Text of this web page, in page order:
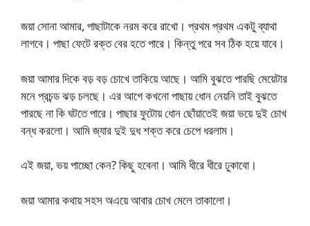
জয়া সোনা আমার, পাছাটাকে নরম করে রাখো। প্রথম প্রথম একটু ব্যাথা
লাগবে। পাছা ফেটে রক্ত বের হতে পারে। কিন্তু পরে সব ঠিক হয়ে যাবে।
জয়া আমার দিকে বড় বড় চোখে তাকিয়ে আছে। আমি বুঝতে পারছি মেয়েটার
মনে প্রচন্ড ঝড় চলছে। এর আগে কখনো পাছায় ধোন নেয়নি তাই বুঝতে
পারছে না কি ঘটতে পারে। পাছার ফুটোয় ধোন ছোঁয়াতেই জয়া ভয়ে দুই চোখ
বন্ধ করলো। আমি জ্যার দুই দুধ শক্ত করে চেপে ধরলাম।
এই জয়া, ভয় পাচ্ছো কেন? কিছু হবেনা। আমি ধীরে ধীরে ঢুকাবো।
জয়া আমার কথায় সহস অএয়ে আবার চোখ মেলে তাকালো।